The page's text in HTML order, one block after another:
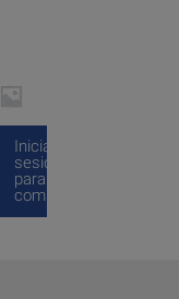
Inicia
sesión
para
comprar